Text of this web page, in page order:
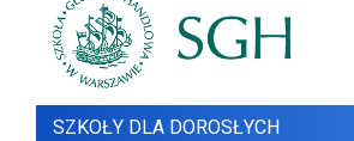
SZKOŁY DLA DOROSŁYCH